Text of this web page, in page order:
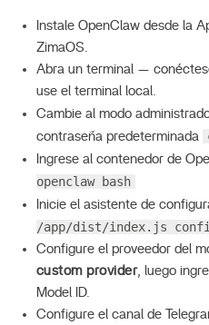
Instale OpenClaw desde la
ZimaOS.
Abra un terminal —
use el terminal local.
Cambie al modo
contraseña predeterminada
Ingrese al contenedor de
openclaw bash
Inicie el asistente de
/app/dist/index.js
Configure el proveedor del
custom provider, luego
Model ID.
Configure el canal de